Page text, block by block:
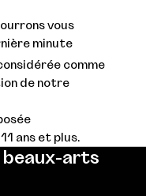
vous
minute
comme
de notre
ans et plus.
beaux-arts